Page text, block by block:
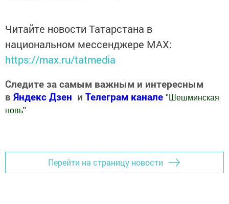
Читайте новости Татарстана в
национальном мессенджере MАХ:
https://max.ru/tatmedia
Следите за самым важным и интересным
в Яндекс Дзен и Телеграм канале " Шешминская
новь"
Перейти на страницу новости